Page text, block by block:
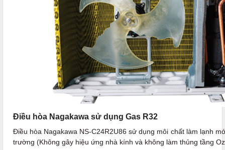
Điều hòa Nagakawa sử dụng Gas R32
Điều hòa Nagakawa NS-C24R2U86 sử dụng môi chất làm lạnh
trường (Không gây hiệu ứng nhà kính và không làm thủng tầng